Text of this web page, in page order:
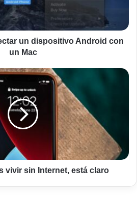
un dispositivo Android con
un Mac
vivir sin Internet, está claro